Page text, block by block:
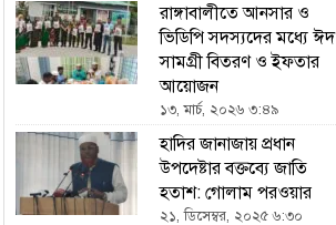
রাঙ্গাবালীতে আনসার ও
ভিডিপি সদস্যদের মধ্যে ঈদ
সামগ্রী বিতরণ ও ইফতার
আয়োজন
১৩, মার্চ, ২০২৬ ৩:৪৯
হাদির জানাজায় প্রধান
উপদেষ্টার বক্তব্যে জাতি
হতাশ: গোলাম পরওয়ার
২১, ডিসেম্বর, ২০২৫ ৬:৩০